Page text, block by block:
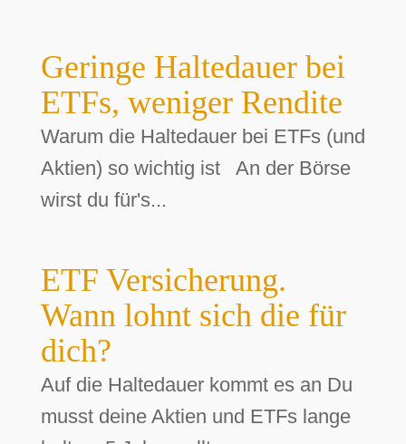
Geringe Haltedauer bei
ETFs, weniger Rendite
Warum die Haltedauer bei ETFs (und
Aktien) so wichtig ist An der Börse
wirst du für's...
ETF Versicherung.
Wann lohnt sich die für
dich?
Auf die Haltedauer kommt es an Du
musst deine Aktien und ETFs lange